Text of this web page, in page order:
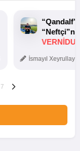
İsmayıl
7